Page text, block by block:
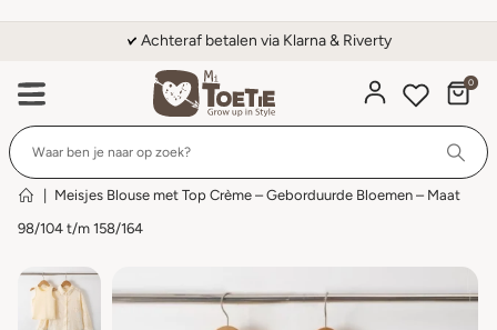
Achteraf betalen via Klarna & Riverty
0
Meisjes Blouse met Top Crème – Geborduurde Bloemen – Maat
98/104 t/m 158/164